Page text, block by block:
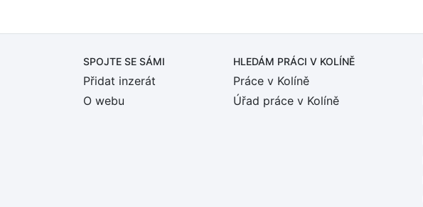
SPOJTE SE SÁMI
Přidat inzerát
O webu
HLEDÁM PRÁCI V KOLÍNĚ
Práce v Kolíně
Úřad práce v Kolíně